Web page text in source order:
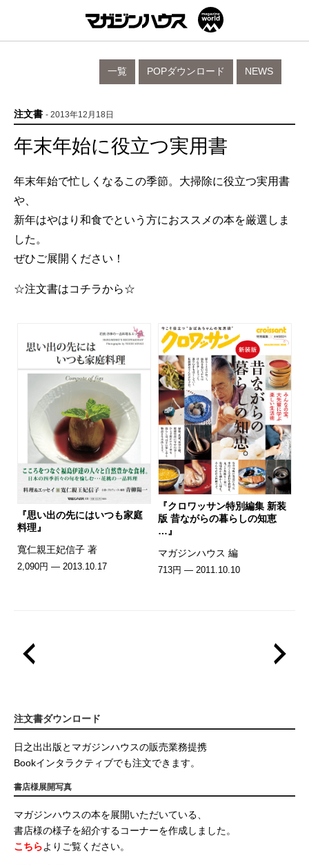
NEWS
POPダウンロード
一覧
注文書 - 2013年12月18日
年末年始に役立つ実用書
年末年始で忙しくなるこの季節。大掃除に役立つ実用書
や、
新年はやはり和食でという方におススメの本を厳選しま
した。
ぜひご展開ください！
☆注文書はコチラから☆
『思い出の先にはいつも家庭
料理』
寬仁親王妃信子 著
2,090円 — 2013.10.17
『クロワッサン特別編集 新装
版 昔ながらの暮らしの知恵
…』
マガジンハウス 編
713円 — 2011.10.10
注文書ダウンロード
日之出出版とマガジンハウスの販売業務提携
Bookインタラクティブでも注文できます。
書店様展開写真
マガジンハウスの本を展開いただいている、
書店様の様子を紹介するコーナーを作成しました。
こちらよりご覧ください。